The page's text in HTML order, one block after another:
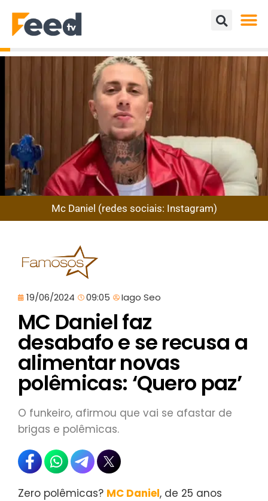
Mc Daniel (redes sociais: Instagram)
19/06/2024 09:05 Iago Seo
MC Daniel faz
desabafo e se recusa a
alimentar novas
polêmicas: ‘Quero paz’
O funkeiro, afirmou que vai se afastar de
brigas e polêmicas.
Zero polêmicas? MC Daniel, de 25 anos